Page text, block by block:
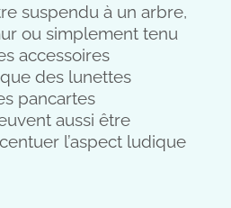
suspendu à un arbre,
ou simplement tenu
accessoires
des lunettes
pancartes
aussi être
l’aspect ludique